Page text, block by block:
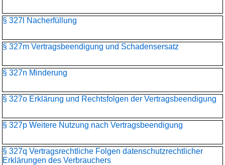
§ 327l Nacherfüllung
§ 327m Vertragsbeendigung und Schadensersatz
§ 327n Minderung
§ 327o Erklärung und Rechtsfolgen der Vertragsbeendigung
§ 327p Weitere Nutzung nach Vertragsbeendigung
§ 327q Vertragsrechtliche Folgen datenschutzrechtlicher
Erklärungen des Verbrauchers